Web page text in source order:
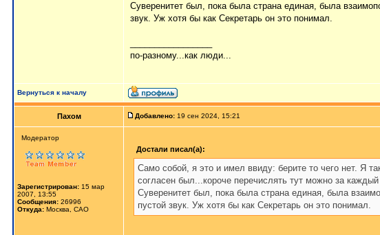
Суверенитет был, пока была страна единая, была
звук. Уж хотя бы как Секретарь он это понимал.
по-разному...как люди...
Вернуться к началу
Пахом Добавлено: 19 сен 2024, 15:21
Мoдератор
Зарегистрирован: 15 мар
2007, 13:55
Сообщения: 26996
Откуда: Москва, САО
Достали писал(а):
Само собой, я это и имел ввиду: берите то чего нет. Я
согласен был...короче перечислять тут можно за
Суверенитет был, пока была страна единая, была
пустой звук. Уж хотя бы как Секретарь он это понимал.